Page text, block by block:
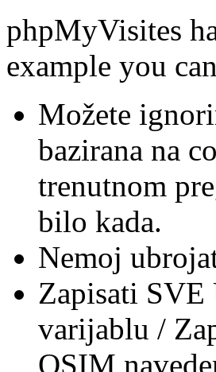
phpMyVisites
example you
Možete
bazirana na
trenutnom
bilo kada.
Nemoj
Zapisati
varijablu /
OSIM